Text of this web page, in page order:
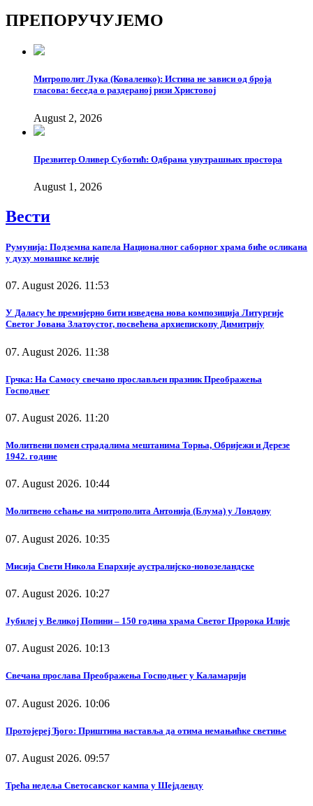
ПРЕПОРУЧУЈЕМО
Митрополит Лука (Коваленко): Истина не зависи од броја
гласова: беседа о раздераној ризи Христовој
August 2, 2026
Презвитер Оливер Суботић: Одбрана унутрашњих простора
August 1, 2026
Вести
Румунија: Подземна капела Националног саборног храма биће осликана
у духу монашке келије
07. August 2026. 11:53
У Даласу ће премијерно бити изведена нова композиција Литургије
Светог Јована Златоустог, посвећена архиепископу Димитрију
07. August 2026. 11:38
Грчка: На Самосу свечано прослављен празник Преображења
Господњег
07. August 2026. 11:20
Молитвени помен страдалима мештанима Торња, Обријежи и Дерезе
1942. године
07. August 2026. 10:44
Молитвено сећање на митрополита Антонија (Блума) у Лондону
07. August 2026. 10:35
Мисија Свети Никола Епархије аустралијско-новозеландске
07. August 2026. 10:27
Јубилеј у Великој Попини – 150 година храма Светог Пророка Илије
07. August 2026. 10:13
Свечана прослава Преображења Господњег у Каламарији
07. August 2026. 10:06
Протојереј Ђого: Приштина наставља да отима немањићке светиње
07. August 2026. 09:57
Трећа недеља Светосавског кампа у Шејдленду